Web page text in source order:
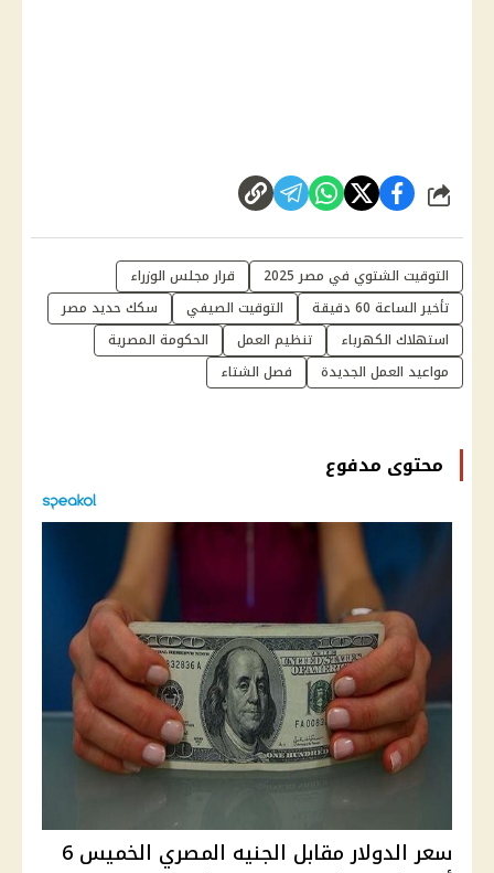
شارك
التوقيت الشتوي في مصر 2025
قرار مجلس الوزراء
تأخير الساعة 60 دقيقة
التوقيت الصيفي
سكك حديد مصر
استهلاك الكهرباء
تنظيم العمل
الحكومة المصرية
مواعيد العمل الجديدة
فصل الشتاء
محتوى مدفوع
سعر الدولار مقابل الجنيه المصري الخميس 6